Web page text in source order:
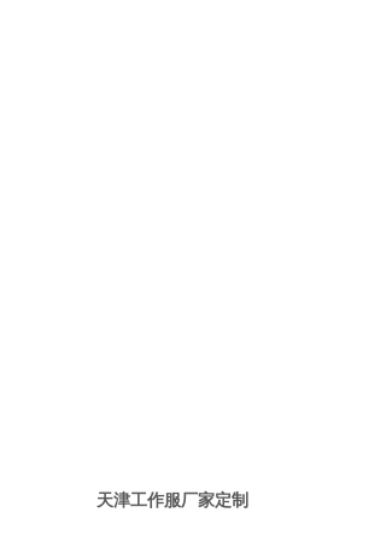
天津工作服厂家定制